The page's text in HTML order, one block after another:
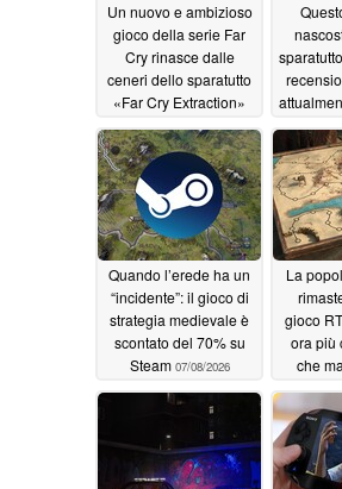
Un nuovo e ambizioso
gioco della serie Far
Cry rinasce dalle
ceneri dello sparatutto
«Far Cry Extraction»
07/28/2026
Quando l’erede ha un
“incidente”: il gioco di
strategia medievale è
scontato del 70% su
Steam 07/08/2026
La
gioco
ora più
che